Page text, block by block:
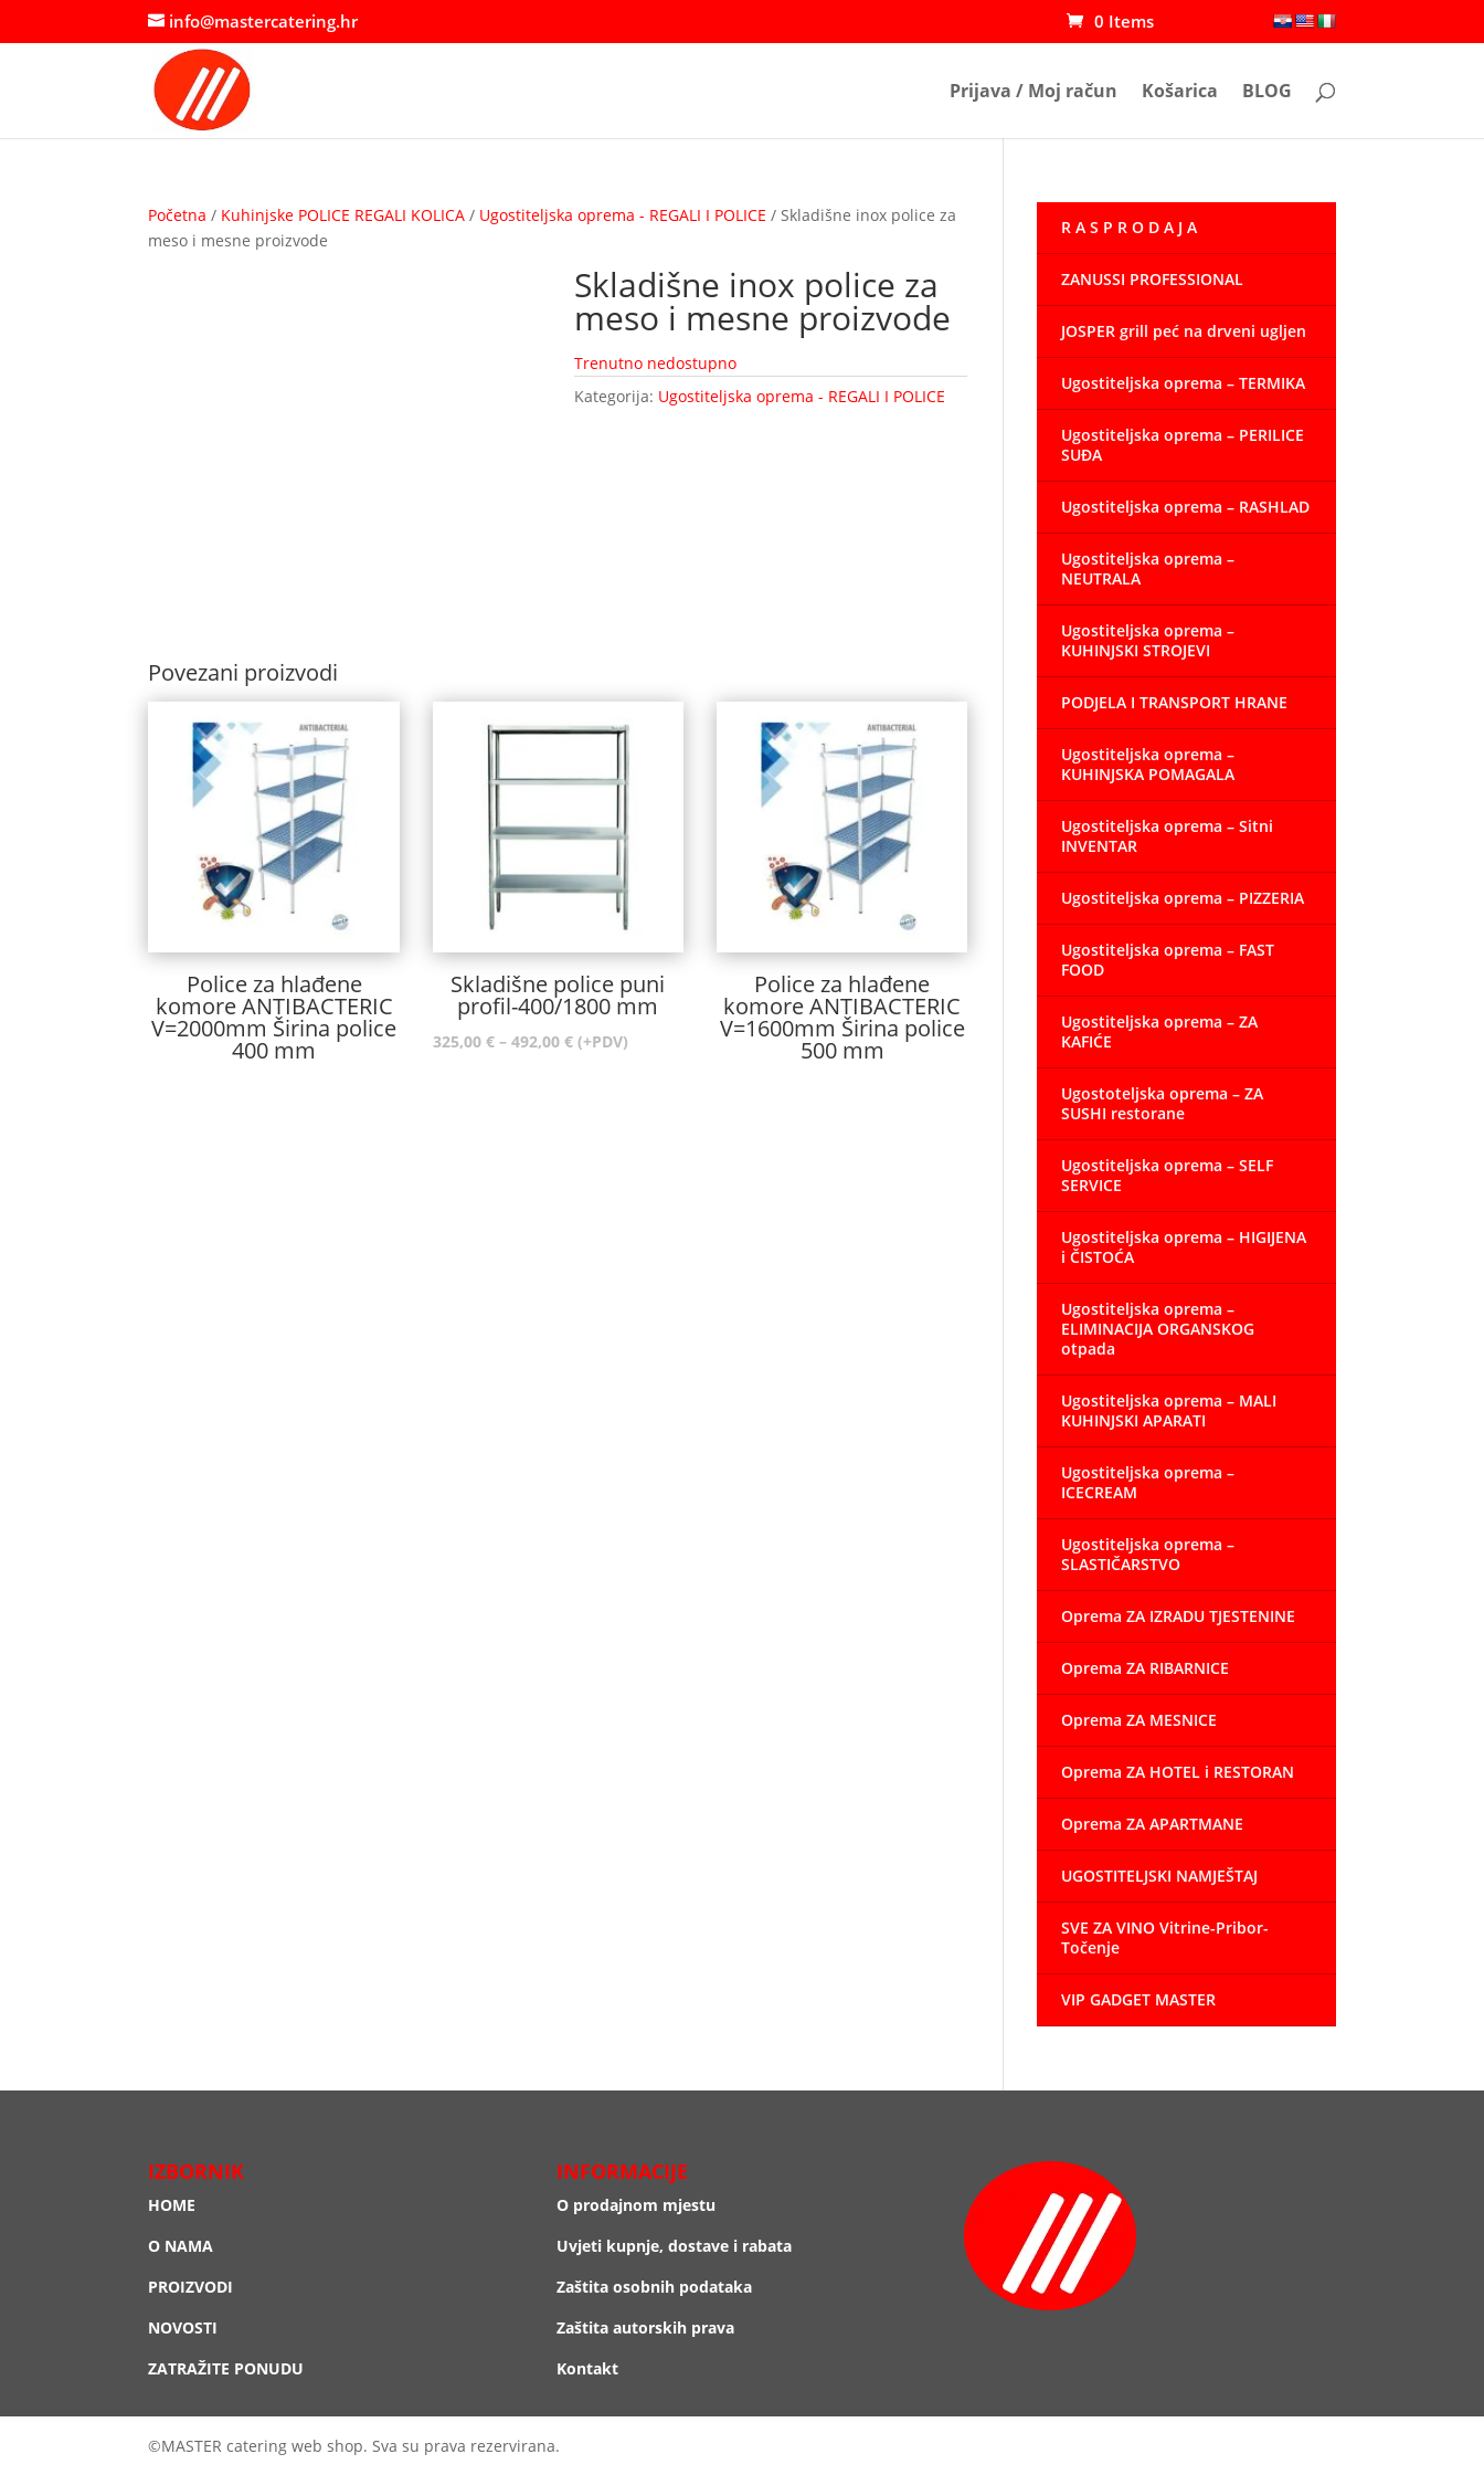
info@mastercatering.hr 0 Items
Prijava / Moj račun Košarica BLOG
Početna / Kuhinjske POLICE REGALI KOLICA / Ugostiteljska oprema - REGALI I POLICE / Skladišne inox police za
meso i mesne proizvode
Skladišne inox police za
meso i mesne proizvode
Trenutno nedostupno
Kategorija: Ugostiteljska oprema - REGALI I POLICE
Povezani proizvodi
Police za hlađene
komore ANTIBACTERIC
V=2000mm Širina police
400 mm
Skladišne police puni
profil-400/1800 mm
325,00 € – 492,00 €Raspon
(+PDV)
Police za hlađene
komore ANTIBACTERIC
V=1600mm Širina police
500 mm
R A S P R O D A J A
ZANUSSI PROFESSIONAL
JOSPER grill peć na drveni ugljen
Ugostiteljska oprema – TERMIKA
Ugostiteljska oprema – PERILICE
SUĐA
Ugostiteljska oprema – RASHLAD
Ugostiteljska oprema –
NEUTRALA
Ugostiteljska oprema –
KUHINJSKI STROJEVI
PODJELA I TRANSPORT HRANE
Ugostiteljska oprema –
KUHINJSKA POMAGALA
Ugostiteljska oprema – Sitni
INVENTAR
Ugostiteljska oprema – PIZZERIA
Ugostiteljska oprema – FAST
FOOD
Ugostiteljska oprema – ZA
KAFIĆE
Ugostoteljska oprema – ZA
SUSHI restorane
Ugostiteljska oprema – SELF
SERVICE
Ugostiteljska oprema – HIGIJENA
i ČISTOĆA
Ugostiteljska oprema –
ELIMINACIJA ORGANSKOG
otpada
Ugostiteljska oprema – MALI
KUHINJSKI APARATI
Ugostiteljska oprema –
ICECREAM
Ugostiteljska oprema –
SLASTIČARSTVO
Oprema ZA IZRADU TJESTENINE
Oprema ZA RIBARNICE
Oprema ZA MESNICE
Oprema ZA HOTEL i RESTORAN
Oprema ZA APARTMANE
UGOSTITELJSKI NAMJEŠTAJ
SVE ZA VINO Vitrine-Pribor-
Točenje
VIP GADGET MASTER
IZBORNIK
HOME
O NAMA
PROIZVODI
NOVOSTI
ZATRAŽITE PONUDU
INFORMACIJE
O prodajnom mjestu
Uvjeti kupnje, dostave i rabata
Zaštita osobnih podataka
Zaštita autorskih prava
Kontakt
©MASTER catering web shop. Sva su prava rezervirana.